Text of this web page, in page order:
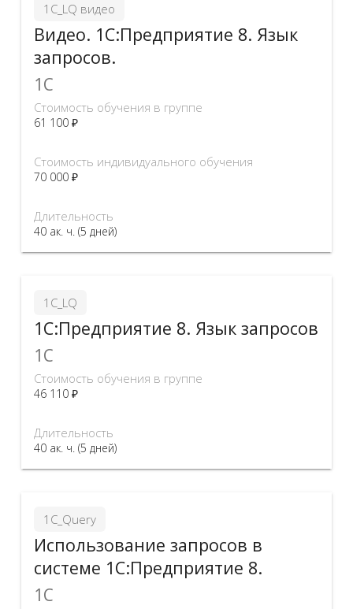
1С_LQ видео
Видео. 1С:Предприятие 8. Язык
запросов.
1C
Стоимость обучения в группе
61 100 ₽
Стоимость индивидуального обучения
70 000 ₽
Длительность
40 ак. ч. (5 дней)
1C_LQ
1С:Предприятие 8. Язык запросов
1C
Стоимость обучения в группе
46 110 ₽
Длительность
40 ак. ч. (5 дней)
1С_Query
Использование запросов в
системе 1С:Предприятие 8.
1C